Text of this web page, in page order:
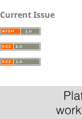
Current Issue